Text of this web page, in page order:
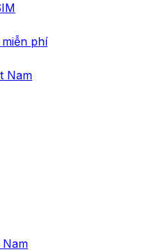
phí
Nam
Nam